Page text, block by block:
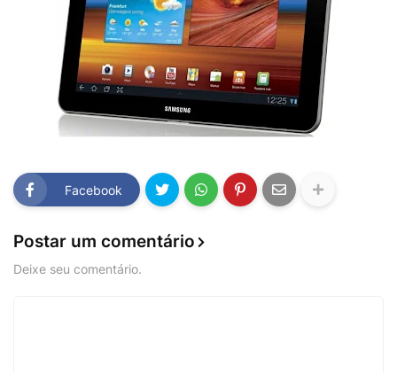
Facebook
Postar um comentário
Deixe seu comentário.